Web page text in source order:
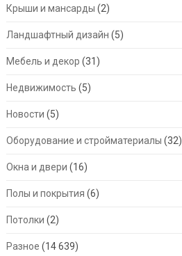
Крыши и мансарды (2)
Ландшафтный дизайн (5)
Мебель и декор (31)
Недвижимость (5)
Новости (5)
Оборудование и стройматериалы (32)
Окна и двери (16)
Полы и покрытия (6)
Потолки (2)
Разное (14 639)